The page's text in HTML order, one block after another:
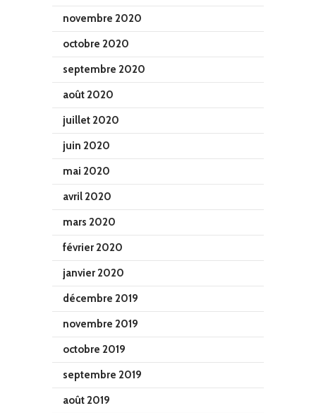
novembre 2020
octobre 2020
septembre 2020
août 2020
juillet 2020
juin 2020
mai 2020
avril 2020
mars 2020
février 2020
janvier 2020
décembre 2019
novembre 2019
octobre 2019
septembre 2019
août 2019